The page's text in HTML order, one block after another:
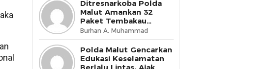
Ditresnarkoba Polda
Malut Amankan 32
Paket Tembakau
Sintetis di Ternate
Utara
Burhan A. Muhammad
Polda Malut Gencarkan
Edukasi Keselamatan